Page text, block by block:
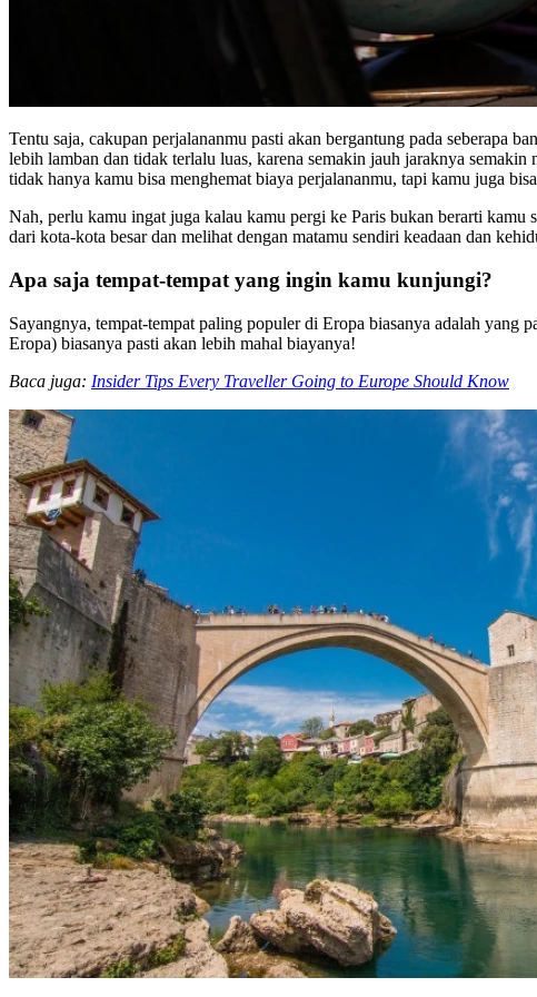
Tentu saja, cakupan perjalananmu pasti akan bergantung pada seberapa
lebih lamban dan tidak terlalu luas, karena semakin jauh jaraknya
tidak hanya kamu bisa menghemat biaya perjalananmu, tapi kamu juga
Nah, perlu kamu ingat juga kalau kamu pergi ke Paris bukan berarti kamu
dari kota-kota besar dan melihat dengan matamu sendiri keadaan dan
Apa saja tempat-tempat yang ingin kamu kunjungi?
Sayangnya, tempat-tempat paling populer di Eropa biasanya adalah
Eropa) biasanya pasti akan lebih mahal biayanya!
Baca juga: Insider Tips Every Traveller Going to Europe Should Know